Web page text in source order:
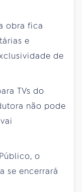
obra fica
e
de
TVs do
não pode
o
se encerrará